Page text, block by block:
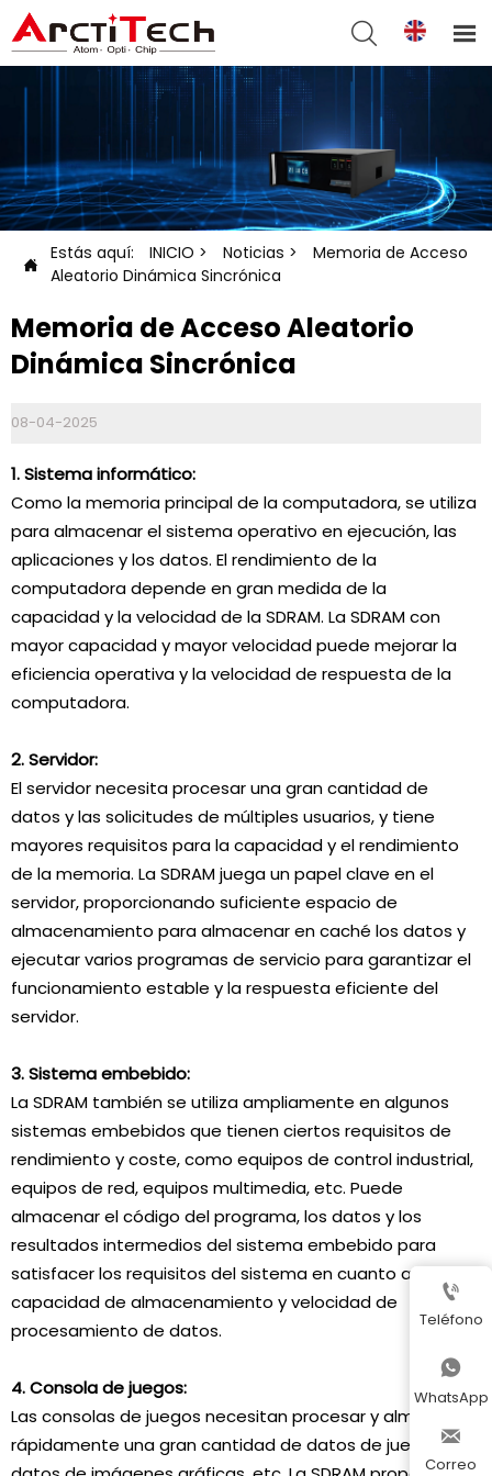
 

Estás aquí: INICIO > Noticias >
Memoria de Acceso
Aleatorio Dinámica Sincrónica
Memoria de Acceso Aleatorio
Dinámica Sincrónica
08-04-2025
1. Sistema informático:
Como la memoria principal de la computadora, se utiliza
para almacenar el sistema operativo en ejecución, las
aplicaciones y los datos. El rendimiento de la
computadora depende en gran medida de la
capacidad y la velocidad de la SDRAM. La SDRAM con
mayor capacidad y mayor velocidad puede mejorar la
eficiencia operativa y la velocidad de respuesta de la
computadora.
2. Servidor:
El servidor necesita procesar una gran cantidad de
datos y las solicitudes de múltiples usuarios, y tiene
mayores requisitos para la capacidad y el rendimiento
de la memoria. La SDRAM juega un papel clave en el
servidor, proporcionando suficiente espacio de
almacenamiento para almacenar en caché los datos y
ejecutar varios programas de servicio para garantizar el
funcionamiento estable y la respuesta eficiente del
servidor.
3. Sistema embebido:
La SDRAM también se utiliza ampliamente en algunos
sistemas embebidos que tienen ciertos requisitos de
rendimiento y coste, como equipos de control industrial,
equipos de red, equipos multimedia, etc. Puede
almacenar el código del programa, los datos y los
resultados intermedios del sistema embebido para
satisfacer los requisitos del sistema en cuanto a
capacidad de almacenamiento y velocidad de
procesamiento de datos.
4. Consola de juegos:
Las consolas de juegos necesitan procesar y almacenar
rápidamente una gran cantidad de datos de juegos,

Teléfono

WhatsApp

Correo